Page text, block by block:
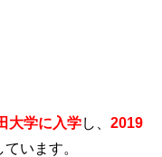
大学に入学し、 2019
ています。